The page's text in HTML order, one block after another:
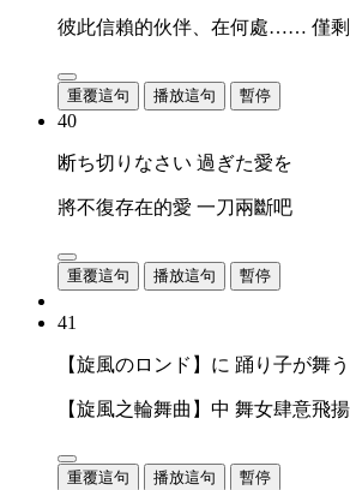
彼此信賴的伙伴、在何處…… 僅剩
重覆這句 播放這句 暫停
40
断ち切りなさい 過ぎた愛を
將不復存在的愛 一刀兩斷吧
重覆這句 播放這句 暫停
41
【旋風のロンド】に 踊り子が舞う
【旋風之輪舞曲】中 舞女肆意飛揚
重覆這句 播放這句 暫停